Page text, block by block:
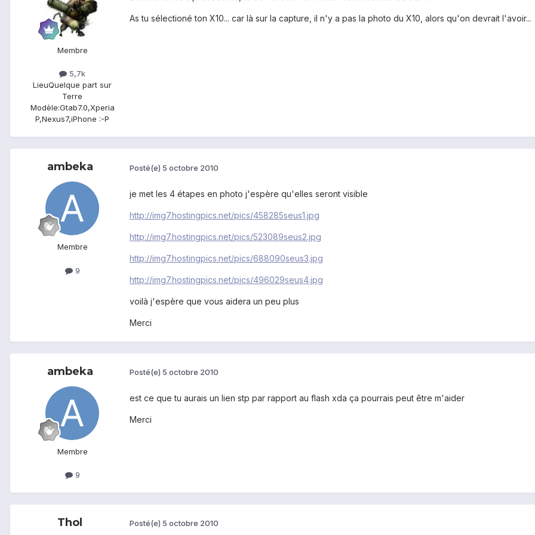
Membre
5,7k
LieuQuelque part sur
Terre
Modèle:Gtab7.0,Xperia
P,Nexus7,iPhone :-P
As tu sélectioné ton X10... car là sur la capture, il n'y a pas la photo du X10, alors qu'on devrait l'avoir...
ambeka
Membre
9
Posté(e) 5 octobre 2010
je met les 4 étapes en photo j'espère qu'elles seront visible
http://img7.hostingpics.net/pics/458285seus1.jpg
http://img7.hostingpics.net/pics/523089seus2.jpg
http://img7.hostingpics.net/pics/688090seus3.jpg
http://img7.hostingpics.net/pics/496029seus4.jpg
voilà j'espère que vous aidera un peu plus
Merci
ambeka
Membre
9
Posté(e) 5 octobre 2010
est ce que tu aurais un lien stp par rapport au flash xda ça pourrais peut être m'aider
Merci
Thol Posté(e) 5 octobre 2010